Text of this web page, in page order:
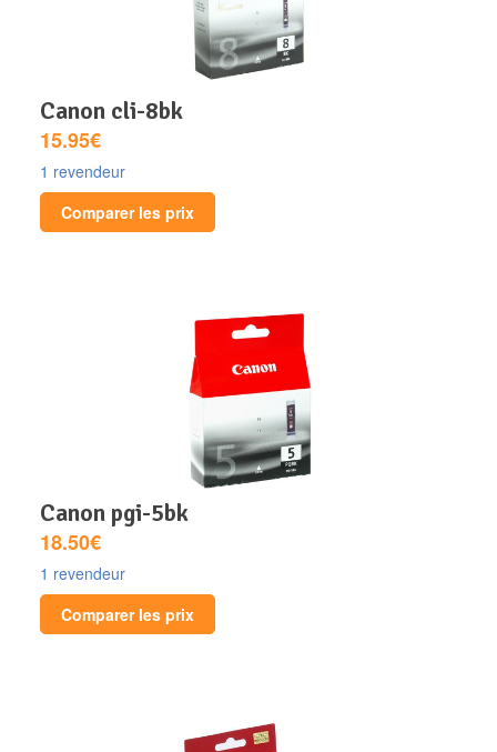
canon cli-8bk
15.95€
1 revendeur
Comparer les prix
canon pgi-5bk
18.50€
1 revendeur
Comparer les prix